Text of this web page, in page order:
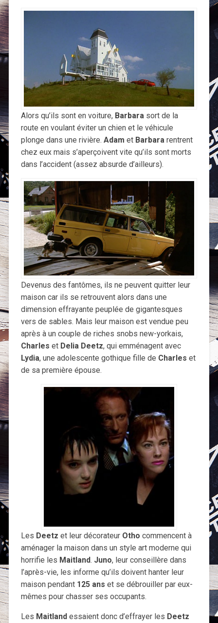
Alors qu’ils sont en voiture, Barbarasort de la
route en voulant éviter un chien et le véhicule
plonge dans une rivière. Adam et Barbararentrent
chez eux mais s’aperçoivent vite qu’ils sont morts
dans l’accident (assez absurde d’ailleurs).
Devenus des fantômes, ils ne peuvent quitter leur
maison car ils se retrouvent alors dans une
dimension effrayante peuplée de gigantesques
vers de sables. Mais leur maison est vendue peu
après à un couple de riches snobs new-yorkais,
Charles et Delia Deetz, qui emménagent avec
Lydia, une adolescente gothique fille de Charles et
de sa première épouse.
Les Deetz et leur décorateur Otho commencent à
aménager la maison dans un style art moderne qui
horrifie les Maitland. Juno, leur conseillère dans
l’après-vie, les informe qu’ils doivent hanter leur
maison pendant 125 ans et se débrouiller par eux-
mêmes pour chasser ses occupants.
Les Maitland essaient donc d’effrayer les Deetz